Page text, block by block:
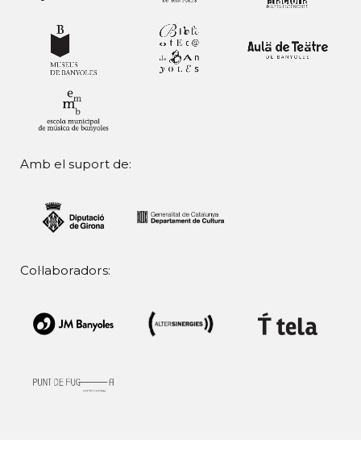
Amb el suport de:
Col·laboradors: